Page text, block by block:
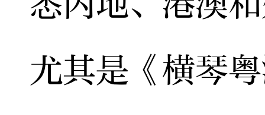
尤其是《横琴